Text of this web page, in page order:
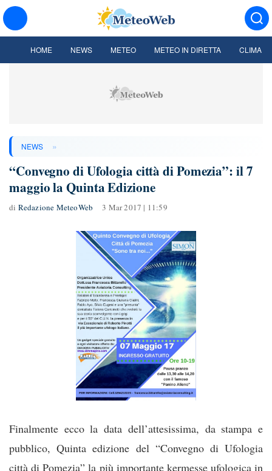
HOME NEWS METEO METEO IN DIRETTA CLIMA
NEWS »
“Convegno di Ufologia città di Pomezia”: il 7
maggio la Quinta Edizione
di Redazione MeteoWeb 3 Mar 2017 | 11:59
Finalmente ecco la data dell’attesissima, da stampa e
pubblico, Quinta edizione del “Convegno di Ufologia
città di Pomezia” la più importante kermesse ufologica in